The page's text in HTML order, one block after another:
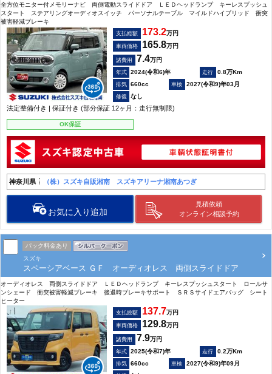
全方位モニター付メモリーナビ 両側電動スライドドア ＬＥＤヘッドランプ キーレスプッシュ
スタート ステアリングオーディオスイッチ パーソナルテーブル マイルドハイブリッド 衝突
被害軽減ブレーキ
支払総額 173.2万円
車両価格 165.8万円
諸費用 7.4万円
2024(令和6)年
0.8万Km
660cc
2027(令和9)年03月
なし
法定整備付き | 保証付き (部分保証 12ヶ月：走行無制限)
OK保証
神奈川県 （株）スズキ自販湘南 スズキアリーナ湘南あつぎ
お気に入り追加
見積依頼
オンライン相談予約
パック料金あり
スズキ
スペーシアベース ＧＦ オーディオレス 両側スライドドア
オーディオレス 両側スライドドア ＬＥＤヘッドランプ キーレスプッシュスタート ロールサ
ンシェード 衝突被害軽減ブレーキ 後退時ブレーキサポート ＳＲＳサイドエアバッグ シート
ヒーター
支払総額 137.7万円
車両価格 129.8万円
諸費用 7.9万円
2025(令和7)年
0.2万Km
660cc
2027(令和9)年09月